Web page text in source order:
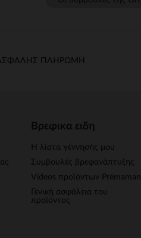
ΠΛΗΡΩΜΉ
Βρεφικα ειδη
Η λίστα γέννησής μου
Συμβουλές βρεφανάπτυξης
Videos προϊόντων Prémaman
Γενική ασφάλεια του
προϊόντος